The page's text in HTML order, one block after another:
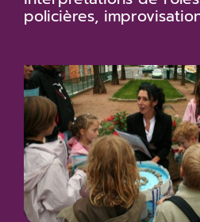
policières,